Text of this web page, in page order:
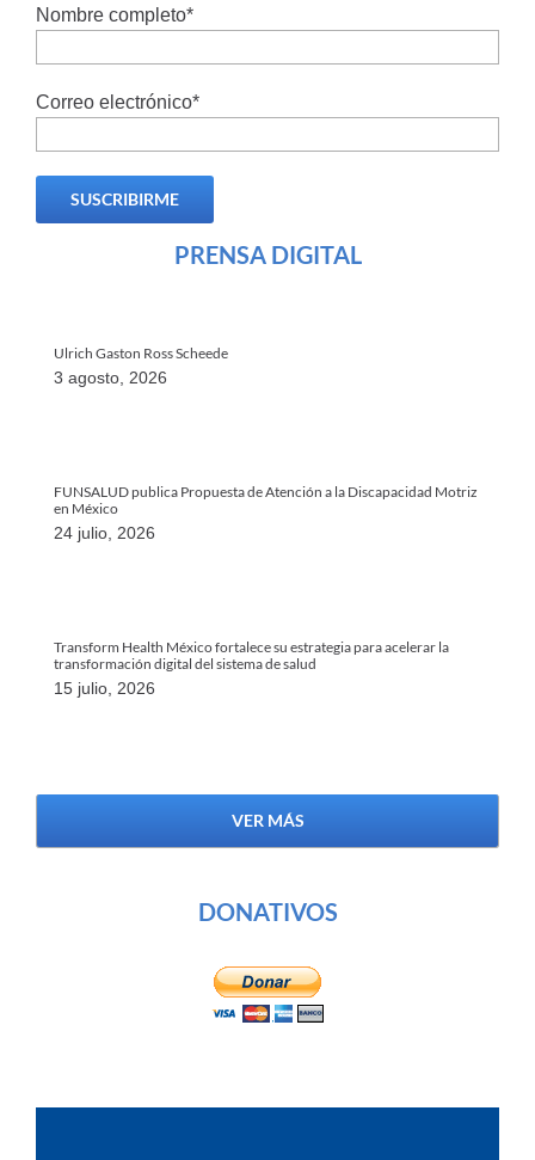
Nombre completo*
Correo electrónico*
PRENSA DIGITAL
Ulrich Gaston Ross Scheede
3 agosto, 2026
FUNSALUD publica Propuesta de Atención a la Discapacidad Motriz
en México
24 julio, 2026
Transform Health México fortalece su estrategia para acelerar la
transformación digital del sistema de salud
15 julio, 2026
VER MÁS
DONATIVOS